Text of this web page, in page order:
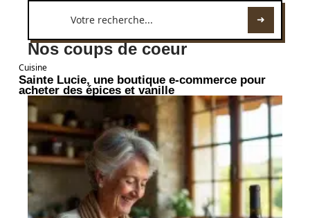
Nos coups de coeur
Cuisine
Sainte Lucie, une boutique e-commerce pour
acheter des épices et vanille